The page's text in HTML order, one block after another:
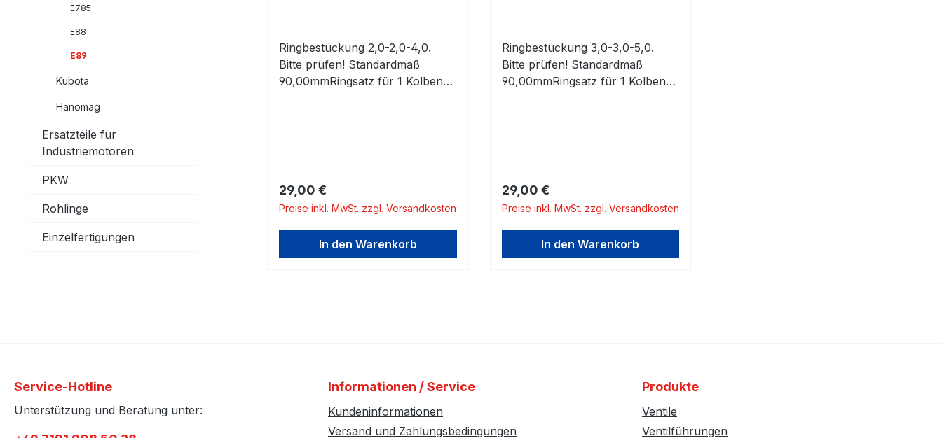
E785
E88
E89
Kubota
Hanomag
Ersatzteile für
Industriemotoren
PKW
Rohlinge
Einzelfertigungen
Ringbestückung 2,0-2,0-4,0.
Bitte prüfen! Standardmaß
90,00mmRingsatz für 1 Kolben
Regulärer Preis:
29,00 €
Preise inkl. MwSt. zzgl. Versandkosten
In den Warenkorb
Ringbestückung 3,0-3,0-5,0.
Bitte prüfen! Standardmaß
90,00mmRingsatz für 1 Kolben
Regulärer Preis:
29,00 €
Preise inkl. MwSt. zzgl. Versandkosten
In den Warenkorb
Service-Hotline
Unterstützung und Beratung unter:
Informationen / Service
Kundeninformationen
Versand und Zahlungsbedingungen
Produkte
Ventile
Ventilführungen